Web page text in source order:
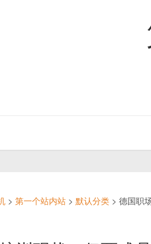
> 第一个站内站 > 默认分类 > 德国职